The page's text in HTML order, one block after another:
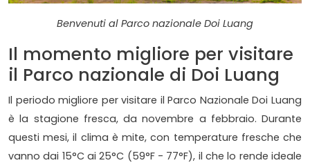
Benvenuti al Parco nazionale Doi Luang
Il momento migliore per visitare
il Parco nazionale di Doi Luang
Il periodo migliore per visitare il Parco Nazionale Doi Luang
è la stagione fresca, da novembre a febbraio. Durante
questi mesi, il clima è mite, con temperature fresche che
vanno dai 15°C ai 25°C (59°F - 77°F), il che lo rende ideale